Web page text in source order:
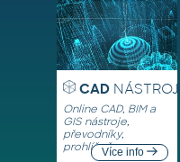
CADNÁSTROJE
Online CAD, BIM a
GIS nástroje,
převodníky,
prohlížečeVíce info